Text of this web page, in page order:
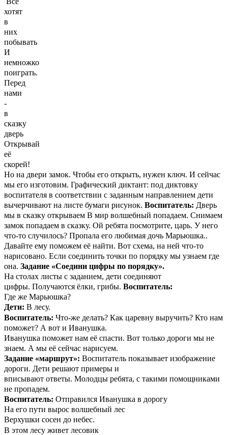
хотят
в
них
побывать
И
немножко
поиграть.
Перед
нами
-
в
сказку
дверь
Открывай
её
скорей!
Но на двери замок. Чтобы его открыть, нужен ключ. И сейчас
мы его изготовим. Графический диктант: под диктовку
воспитателя в соответствии с заданным направлением дети
вычерчивают на листе бумаги рисунок. Воспитатель: Дверь
мы в сказку открываем В мир волшебный попадаем. Снимаем
замок попадаем в сказку. Ой ребята посмотрите, царь. У него
что-то случилось? Пропала его любимая дочь Марьюшка..
Давайте ему поможем её найти. Вот схема, на ней что-то
нарисовано. Если соединить точки по порядку мы узнаем где
она. Задание «Соедини цифры по порядку».
На столах листы с заданием, дети соединяют
цифры. Получаются ёлки, грибы. Воспитатель:
Где же Марьюшка?
Дети: В лесу.
Воспитатель: Что-же делать? Как царевну выручить? Кто нам
поможет? А вот и Иванушка.
Иванушка поможет нам её спасти. Вот только дороги мы не
знаем. А мы её сейчас нарисуем.
Задание «маршрут»: Воспитатель показывает изображение
дороги. Дети решают примеры и
вписывают ответы. Молодцы ребята, с такими помощниками
не пропадем.
Воспитатель: Отправился Иванушка в дорогу
На его пути вырос волшебный лес
Верхушки сосен до небес.
В этом лесу живет лесовик